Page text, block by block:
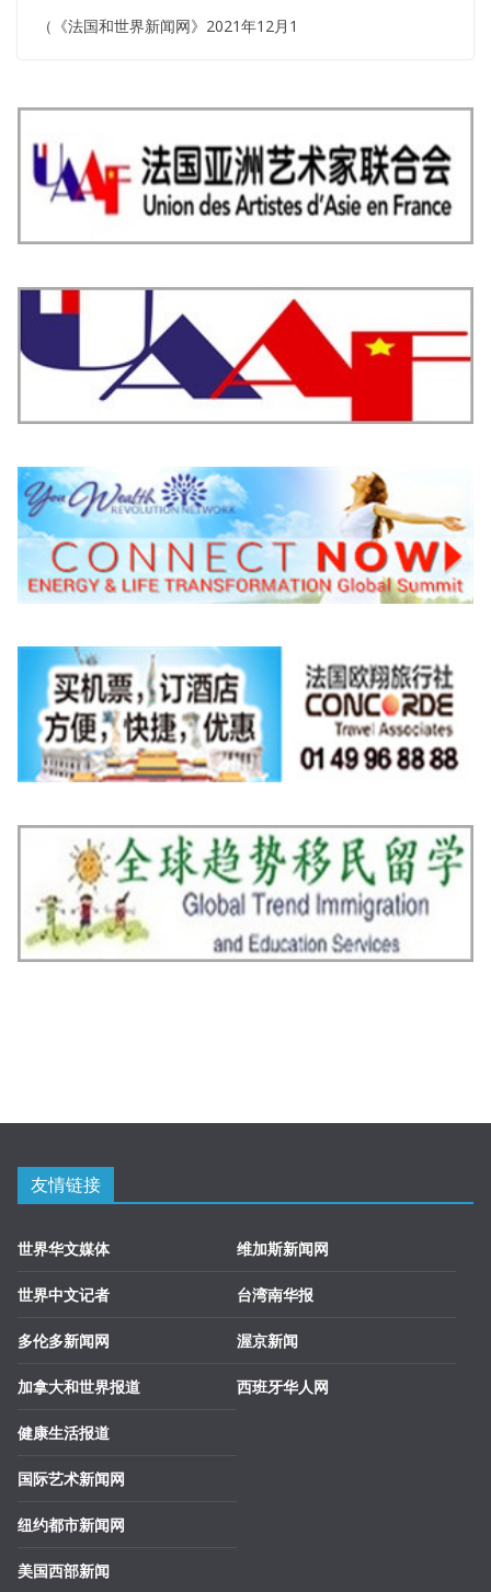
（《法国和世界新闻网》2021年12月1
友情链接
世界华文媒体
世界中文记者
多伦多新闻网
加拿大和世界报道
健康生活报道
国际艺术新闻网
纽约都市新闻网
美国西部新闻
维加斯新闻网
台湾南华报
渥京新闻
西班牙华人网